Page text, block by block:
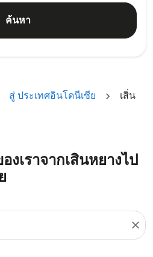
ค้นหา
สู่ ประเทศอินโดนีเซีย
เสิ่น
เราจากเสิ่นหยางไป
close